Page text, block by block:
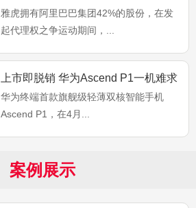
团IPO
雅虎拥有阿里巴巴集团42%的股份，在发
起代理权之争运动期间，...
上市即脱销 华为Ascend P1一机难求
华为终端首款旗舰级轻薄双核智能手机
Ascend P1，在4月...
案例展示